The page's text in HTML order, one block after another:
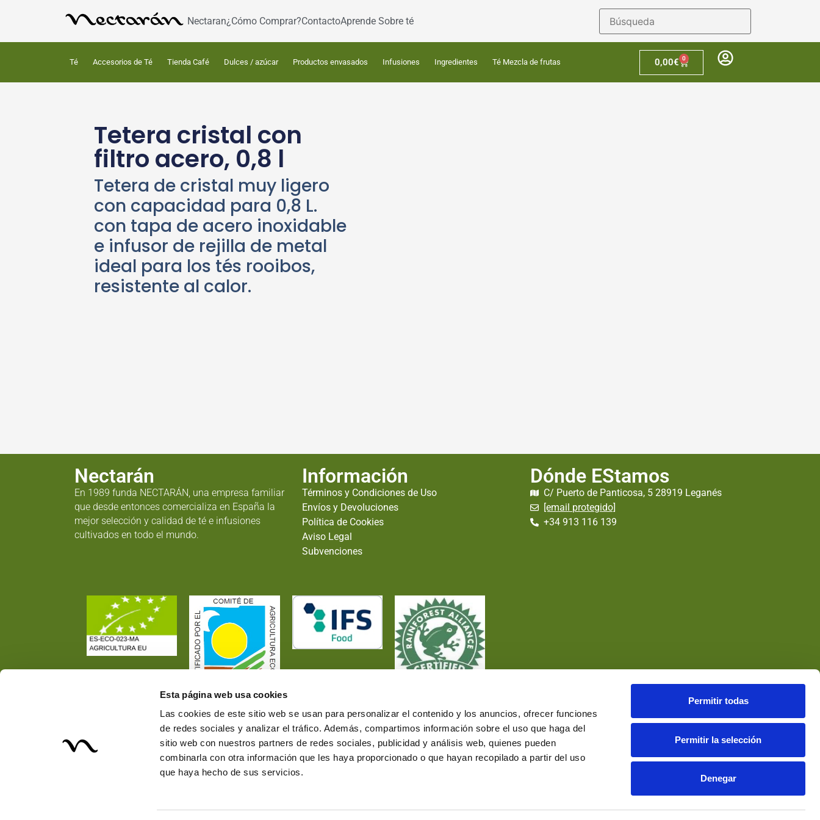
Esta página web usa cookies
Las cookies de este sitio web se usan para personalizar el contenido y los anuncios, ofrecer funciones
de redes sociales y analizar el tráfico. Además, compartimos información sobre el uso que haga del
sitio web con nuestros partners de redes sociales, publicidad y análisis web, quienes pueden
combinarla con otra información que les haya proporcionado o que hayan recopilado a partir del uso
que haya hecho de sus servicios.
Permitir todas
Permitir la selección
Denegar
Nectaran¿Cómo Comprar?ContactoAprende Sobre té
Té Accesorios de Té Tienda Café Dulces / azúcar Productos envasados Infusiones Ingredientes Té Mezcla de frutas 0,00€ 0
Tetera cristal con
filtro acero, 0,8 l
Tetera de cristal muy ligero
con capacidad para 0,8 L.
con tapa de acero inoxidable
e infusor de rejilla de metal
ideal para los tés rooibos,
resistente al calor.
Nectarán
En 1989 funda NECTARÁN, una empresa familiar
que desde entonces comercializa en España la
mejor selección y calidad de té e infusiones
cultivados en todo el mundo.
Información
Términos y Condiciones de Uso
Envíos y Devoluciones
Política de Cookies
Aviso Legal
Subvenciones
Dónde EStamos
C/ Puerto de Panticosa, 5 28919 Leganés
[email protegido]
+34 913 116 139